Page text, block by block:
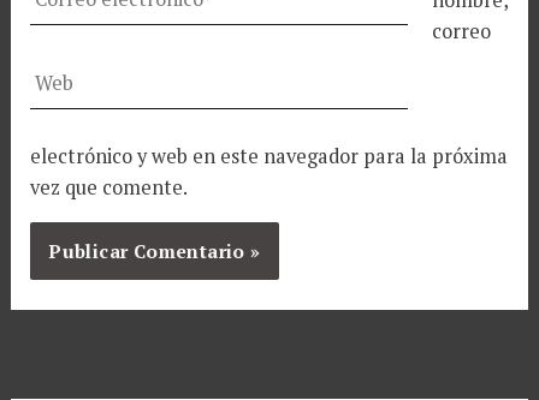
electrónico*
Web
correo
electrónico y web en este navegador para la próxima
vez que comente.